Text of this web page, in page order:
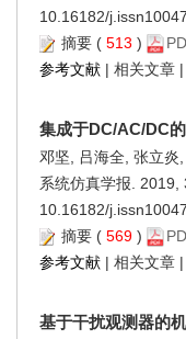
10.16182/
摘要 ( 513 )
参考文献 | 相关文章 |
集成于DC/AC/DC
邓坚, 吕海全, 张立炎
系统仿真学报.
10.16182/
摘要 ( 569 )
参考文献 | 相关文章 |
基于干扰观测器的